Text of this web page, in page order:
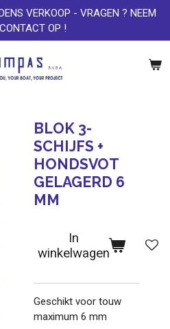
VERKOOP - VRAGEN ? NEEM
OP !
BLOK 3-
SCHIJFS +
HONDSVOT
GELAGERD 6
MM
In
winkelwagen
Geschikt voor touw
maximum 6 mm